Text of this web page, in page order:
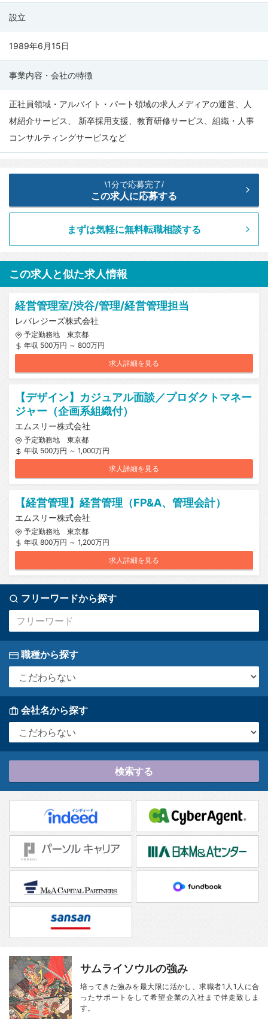
設立
1989年6月15日
事業内容・会社の特徴
正社員領域・アルバイト・パート領域の求人メディアの運営、人
材紹介サービス、 新卒採用支援、教育研修サービス、組織・人事
コンサルティングサービスなど
まずは気軽に無料転職相談する
\1分で応募完了/
この求人に応募する
この求人と似た求人情報
経営管理室/渋谷/管理/経営管理担当
レバレジーズ株式会社
予定勤務地 東京都
年収 500万円 ～ 800万円
求人詳細を見る
【デザイン】カジュアル面談／プロダクトマネー
ジャー（企画系組織付）
エムスリー株式会社
予定勤務地 東京都
年収 500万円 ～ 1,000万円
求人詳細を見る
【経営管理】経営管理（FP&A、管理会計）
エムスリー株式会社
予定勤務地 東京都
年収 800万円 ～ 1,200万円
求人詳細を見る
フリーワードから探す
職種から探す
会社名から探す
検索する
サムライソウルの強み
培ってきた強みを最大限に活かし、求職者1人1人に合
ったサポートをして希望企業の入社まで伴走致しま
す。